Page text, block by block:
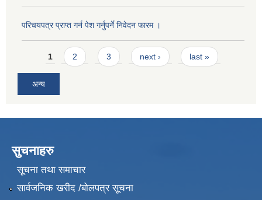
परिचयपत्र प्राप्त गर्न पेश गर्नुपर्ने निवेदन फारम ।
Pages
1 2 3 next › last »
अन्य
सुचनाहरु
सूचना तथा समाचार
सार्वजनिक खरीद /बोलपत्र सूचना